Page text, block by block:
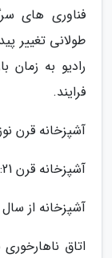
فناوری های
طولانی تغییر
رادیو به
فرایند.
آشپزخانه قرن
آشپزخانه قرن 21:
آشپزخانه از سال 2100 به بعد: